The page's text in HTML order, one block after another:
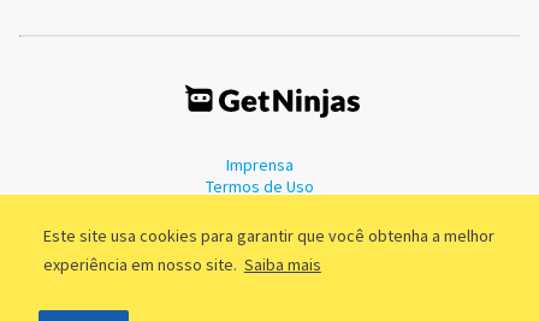
Este site usa cookies para garantir que você obtenha a melhor
experiência em nosso site. Saiba mais
Imprensa
Termos de Uso
©2011 - 2026, GetNinjas LTDA. CNPJ 55.744.877/0001-89 - Rua Dr.